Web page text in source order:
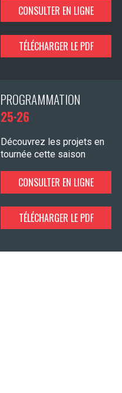
CONSULTER EN LIGNE
TÉLÉCHARGER LE PDF
PROGRAMMATION
25·26
Découvrez les projets en
tournée cette saison
CONSULTER EN LIGNE
TÉLÉCHARGER LE PDF